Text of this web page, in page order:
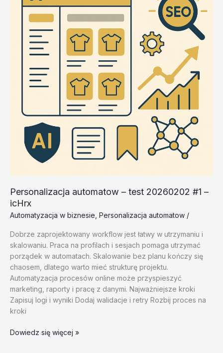
20260202
kdh2F
Personalizacja automatow – test 20260202 #1 –
icHrx
Automatyzacja w biznesie Personalizacja automatow /
Dobrze zaprojektowany workflow jest łatwy w utrzymaniu i
skalowaniu. Praca na profilach i sesjach pomaga utrzymać
porządek w automatach. Skalowanie bez planu kończy się
chaosem, dlatego warto mieć strukturę projektu.
Automatyzacja procesów online może przyspieszyć
marketing, raporty i pracę z danymi. Najważniejsze kroki
Zapisuj logi i wyniki Dodaj walidacje i retry Rozbij proces na
kroki
Personalizacja
Dowiedz się więcej »